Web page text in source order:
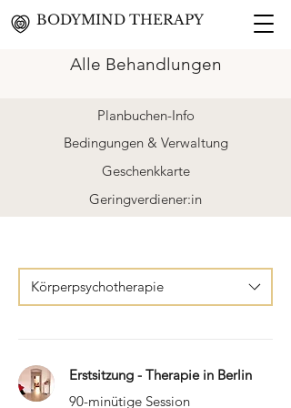
BODYMIND THERAPY
Alle Behandlungen
Planbuchen-Info
Bedingungen & Verwaltung
Geschenkkarte
Geringverdiener:in
Körperpsychotherapie
Erstsitzung - Therapie in Berlin
90-minütige Session